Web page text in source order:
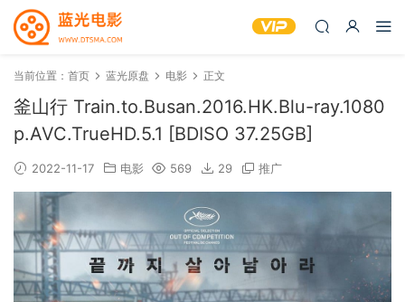
当前位置： 首页 蓝光原盘 电影 正文
釜山行 Train.to.Busan.2016.HK.Blu-ray.1080
p.AVC.TrueHD.5.1 [BDISO 37.25GB]
2022-11-17 电影 569 29 推广